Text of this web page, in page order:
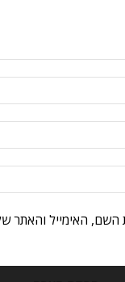
השם, האימייל והאתר